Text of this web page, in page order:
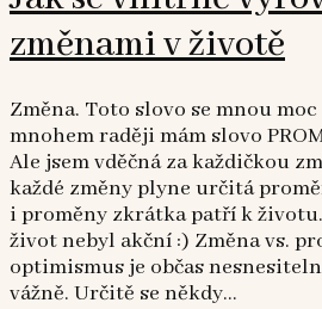
změnami v životě
Změna. Toto slovo se mnou
mnohem raději mám slovo
Ale jsem vděčná za každičkou
každé změny plyne určitá
i proměny zkrátka patří k
život nebyl akční :) Změna vs.
optimismus je občas
vážně. Určitě se někdy...